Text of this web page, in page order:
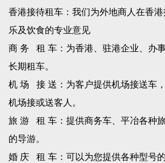
香港接待租车：我们为外地商人在香
乐及饮食的专业意见
商 务 租 车：为香港、驻港企业、办
长期租车。
机 场 接 送：为客户提供机场接送车
机场接或送客人。
旅 游 租 车：提供商务车、平冶各种
的导游。
婚 庆 租 车：可以为您提供各种型号的